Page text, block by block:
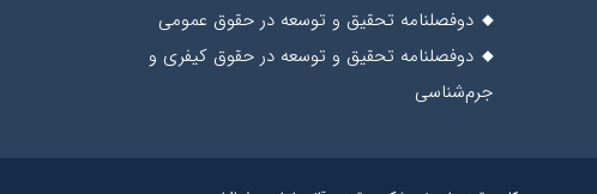
دوفصلنامه تحقیق و توسعه در حقوق عمومی
دوفصلنامه تحقیق و توسعه در حقوق کیفری و
جرم‌شناسی